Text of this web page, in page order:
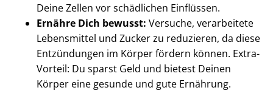
Deine Zellen vor schädlichen Einflüssen.
Ernähre Dich bewusst: Versuche, verarbeitete
Lebensmittel und Zucker zu reduzieren, da diese
Entzündungen im Körper fördern können. Extra-
Vorteil: Du sparst Geld und bietest Deinen
Körper eine gesunde und gute Ernährung.